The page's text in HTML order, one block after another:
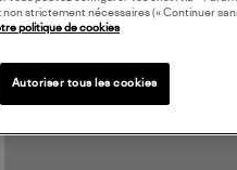
non strictement nécessaires (« Continuer
politique de cookies
Autoriser tous les cookies